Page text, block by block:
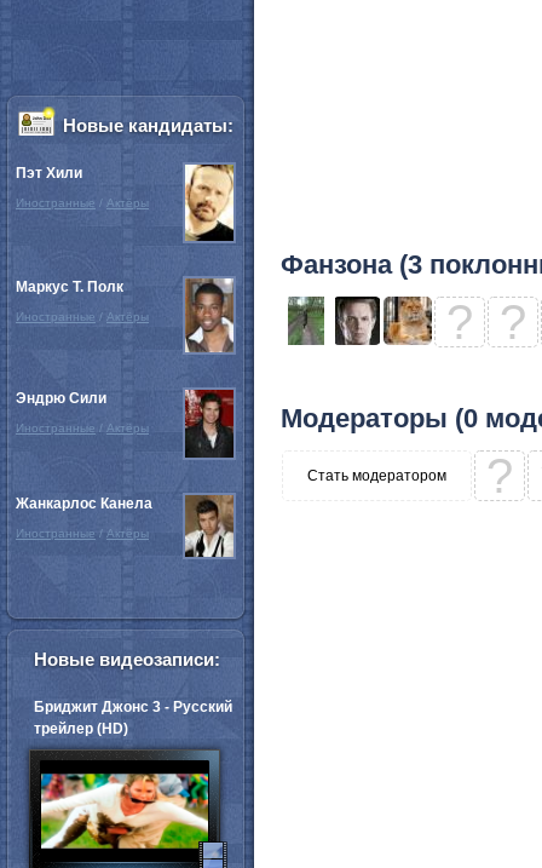
Фанзона (3
? ?
Модераторы (0
Стать модератором ?
Новые кандидаты:
Пэт Хили
Иностранные / Актёры
Маркус Т. Полк
Иностранные / Актёры
Эндрю Сили
Иностранные / Актёры
Жанкарлос Канела
Иностранные / Актёры
Новые видеозаписи:
Бриджит Джонс 3 - Русский
трейлер (HD)